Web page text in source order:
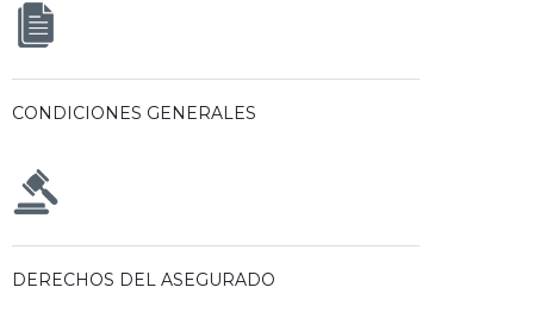
CONDICIONES GENERALES
DERECHOS DEL ASEGURADO